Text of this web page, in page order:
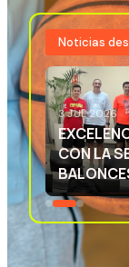
Noticias
3 JUL 2026
CON LA